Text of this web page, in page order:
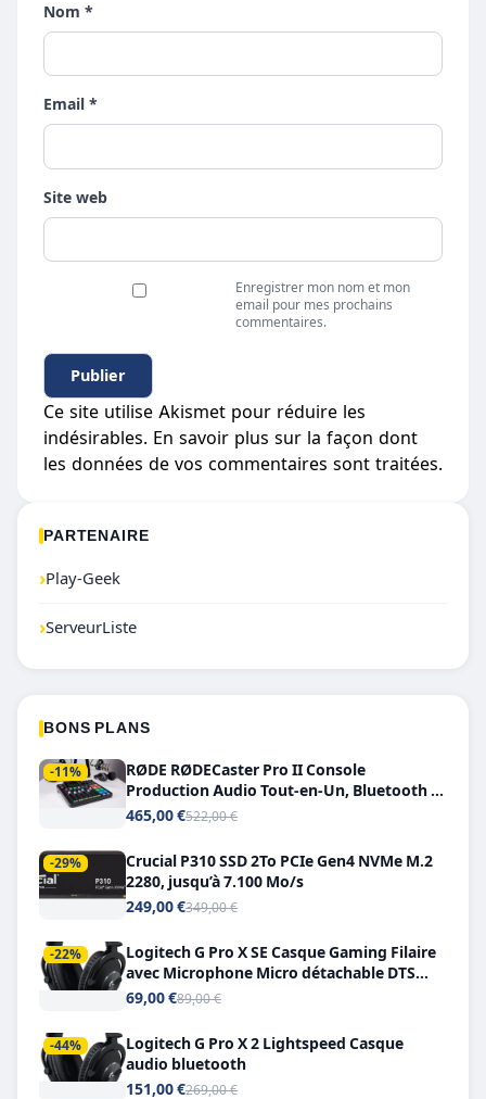
Nom *
Email *
Site web
Enregistrer mon nom et mon
email pour mes prochains
commentaires.
Ce site utilise Akismet pour réduire les
indésirables. En savoir plus sur la façon dont
les données de vos commentaires sont traitées.
PARTENAIRE
›Play-Geek
›ServeurListe
BONS PLANS
-11%
RØDE RØDECaster Pro II Console
Production Audio Tout-en-Un, Bluetooth et
Double USB-C
465,00 €522,00 €
-29%
Crucial P310 SSD 2To PCIe Gen4 NVMe M.2
2280, jusqu’à 7.100 Mo/s
249,00 €349,00 €
-22%
Logitech G Pro X SE Casque Gaming Filaire
avec Microphone Micro détachable DTS
Headphone X 7.1
69,00 €89,00 €
-44%
Logitech G Pro X 2 Lightspeed Casque
audio bluetooth
151,00 €269,00 €